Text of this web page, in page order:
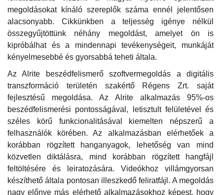
megoldásokat kínáló szereplők száma ennél jelentősen
alacsonyabb. Cikkünkben a teljesség igénye nélkül
összegyűjtöttünk néhány megoldást, amelyet ön is
kipróbálhat és a mindennapi tevékenységeit, munkáját
kényelmesebbé és gyorsabbá teheti általa.
Az Alrite beszédfelismerő szoftvermegoldás a digitális
transzformáció területén szakértő Régens Zrt. saját
fejlesztésű megoldása. Az Alrite alkalmazás 95%-os
beszédfelismerési pontosságával, letisztult felületével és
széles körű funkcionalitásával kiemelten népszerű a
felhasználók körében. Az alkalmazásban elérhetőek a
korábban rögzített hanganyagok, lehetőség van mind
közvetlen diktálásra, mind korábban rögzített hangfájl
feltöltésére és leiratozására. Videókhoz villámgyorsan
készíthető általa pontosan illeszkedő feliratfájl. A megoldás
nagy előnye más elérhető alkalmazásokhoz képest, hogy